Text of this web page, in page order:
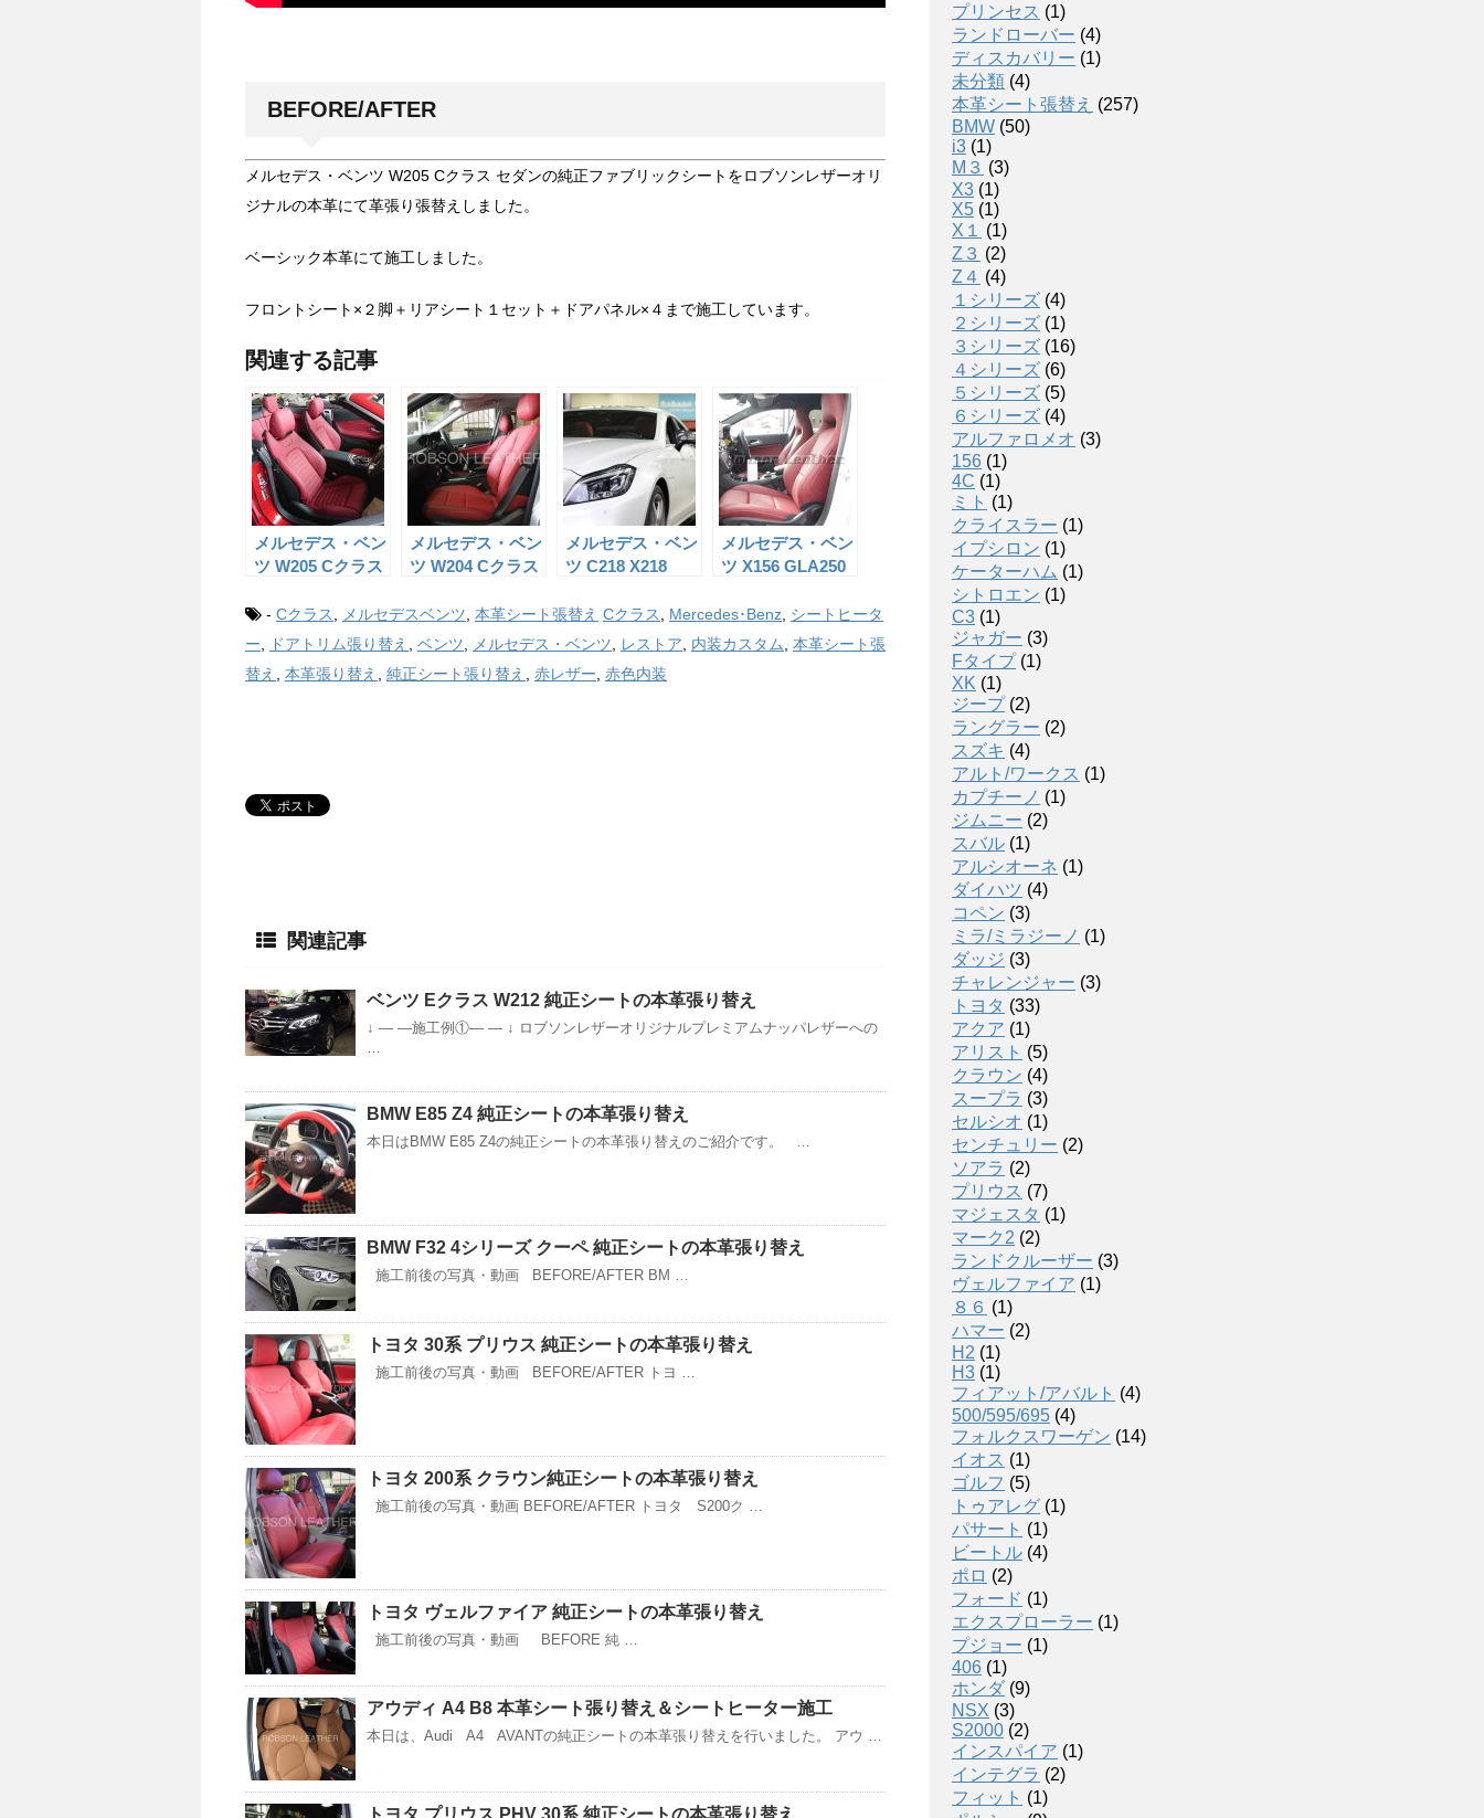
BEFORE/AFTER
メルセデス・ベンツ W205 Cクラス セダンの純正ファブリックシートをロブソンレザーオリ
ジナルの本革にて革張り張替えしました。
ベーシック本革にて施工しました。
フロントシート×２脚＋リアシート１セット＋ドアパネル×４まで施工しています。
関連する記事
メルセデス・ベン
ツ W205 Cクラス
正シートの本革張
り替え
メルセデス・ベン
ツ W204 Cクラス
張り替え
メルセデス・ベン
ツ C218 X218
の本革張り替え
メルセデス・ベン
ツ X156 GLA250
張り替え
- Cクラス メルセデスベンツ 本革シート張替え Cクラス Mercedes･Benz シートヒータ
ー
ドアトリム張り替え ベンツ メルセデス・ベンツ レストア 内装カスタム
本革シート張
替え
本革張り替え 純正シート張り替え 赤レザー 赤色内装
関連記事
ベンツ Eクラス W212 純正シートの本革張り替え
↓ — —施工例①— — ↓ ロブソンレザーオリジナルプレミアムナッパレザーへの
BMW E85 Z4 純正シートの本革張り替え
本日はBMW E85 Z4の純正シートの本革張り替えのご紹介です。 …
BMW F32 4シリーズ クーペ 純正シートの本革張り替え
施工前後の写真・動画 BEFORE/AFTER BM …
トヨタ 30系 プリウス 純正シートの本革張り替え
施工前後の写真・動画 BEFORE/AFTER トヨ …
トヨタ 200系 クラウン純正シートの本革張り替え
施工前後の写真・動画 BEFORE/AFTER トヨタ S200ク …
トヨタ ヴェルファイア 純正シートの本革張り替え
施工前後の写真・動画 BEFORE 純 …
アウディ A4 B8 本革シート張り替え＆シートヒーター施工
本日は、Audi A4 AVANTの純正シートの本革張り替えを行いました。 アウ …
プリンセス (1)
ランドローバー (4)
ディスカバリー (1)
未分類 (4)
本革シート張替え (257)
BMW (50)
i3 (1)
M３ (3)
X3 (1)
X5 (1)
X１
(1)
Z３ (2)
Z４ (4)
１シリーズ (4)
２シリーズ (1)
３シリーズ (16)
４シリーズ (6)
５シリーズ (5)
６シリーズ (4)
アルファロメオ (3)
156 (1)
4C (1)
ミト (1)
クライスラー (1)
イプシロン (1)
ケーターハム (1)
シトロエン (1)
C3 (1)
ジャガー (3)
Fタイプ(1)
XK (1)
ジープ(2)
ラングラー (2)
スズキ (4)
アルト/ワークス (1)
カプチーノ (1)
ジムニー (2)
スバル (1)
アルシオーネ (1)
ダイハツ (4)
コペン (3)
ミラ/ミラジーノ (1)
ダッジ (3)
チャレンジャー (3)
トヨタ (33)
アクア (1)
アリスト (5)
クラウン (4)
スープラ (3)
セルシオ (1)
センチュリー (2)
ソアラ (2)
プリウス (7)
マジェスタ (1)
マーク2 (2)
ランドクルーザー (3)
ヴェルファイア (1)
８６ (1)
ハマー (2)
H2 (1)
H3 (1)
フィアット/アバルト (4)
500/595/695 (4)
フォルクスワーゲン (14)
イオス (1)
ゴルフ (5)
トゥアレグ (1)
パサート (1)
ビートル (4)
ポロ (2)
フォード (1)
エクスプローラー (1)
プジョー (1)
406 (1)
ホンダ (9)
NSX (3)
S2000 (2)
インスパイア (1)
インテグラ (2)
フィット (1)